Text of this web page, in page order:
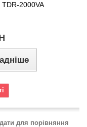
TDR-2000VA
для порівняння